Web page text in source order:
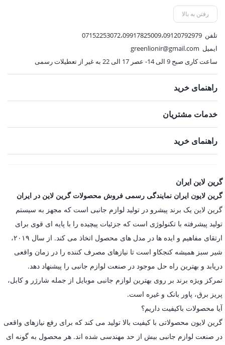
5,562,000 تومان.
رفتن به بالا
تلفن 07152253072،09917825009،09120792979
ایمیل greenlionir@gmail.com
ساعت کاری صبح 9 الی 14- عصر 17 الی 22 به غیر از تعطیلات رسمی
راهنمای خرید
خدمات مشتریان
راهنمای خرید
گرین لاین ایران
گرین لایون ایران نمایندگی رسمی فروش محصولات گرین لاین در ایران
گرین لاین یک برند پیشرو در تولید لوازم جانبی است که مجهز به سیستم
تولید پیشرفته با تکنولوژی است که جزئیات پیچیده را با پایه ای قوی برای
ارتقای مفاهیم و ایده ها در مدل های محصول اتخاذ می کند. از سال ۲۰۱۹،
شیر سبز همیشه کنجکاو است تا نیازهای مصرف کننده را در زمان واقعی
دریابد و بهترین راه حل موجود در صنعت لوازم جانبی را پیشنهاد دهد.
تمرکز ویژه برند بر روی بهترین لوازم جانبی موبایل از جمله شارژر و کابل،
پریز برق، پاور بانک و غیره است.
آیا محصولات باکیفیت داریم؟
گرین لایون محصولاتی با کیفیت بالا تولید می کند که برای رفع نیازهای واقعی
در صنعت لوازم جانبی بیش از حد مهندسی شده اند. هر محصول به گونه ای